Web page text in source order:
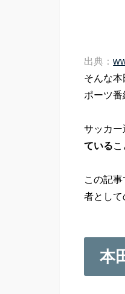
出典：
そんな
ポーツ番
サッカ
ている
この記
者として
本